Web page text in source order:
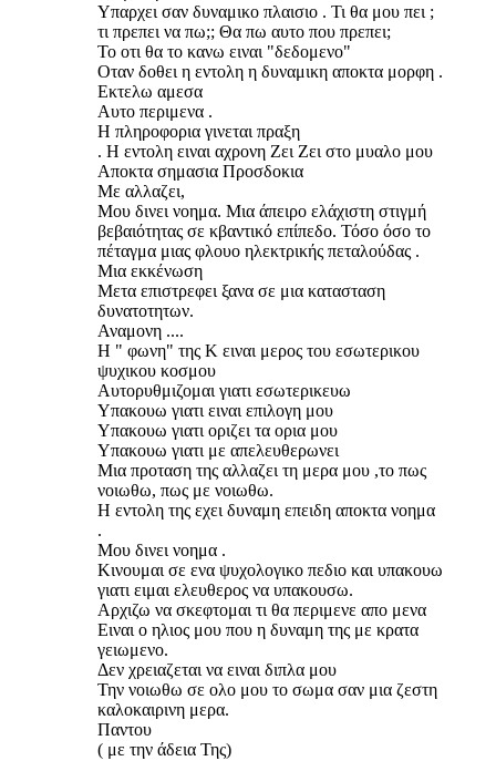
Υπαρχει σαν δυναμικο πλαισιο . Τι θα μου πει ;
τι πρεπει να πω;; Θα πω αυτο που πρεπει;
Το οτι θα το κανω ειναι "δεδομενο"
Οταν δοθει η εντολη η δυναμικη αποκτα μορφη .
Εκτελω αμεσα
Αυτο περιμενα .
Η πληροφορια γινεται πραξη
. Η εντολη ειναι αχρονη Ζει Ζει στο μυαλο μου
Αποκτα σημασια Προσδοκια
Με αλλαζει,
Μου δινει νοημα. Μια άπειρο ελάχιστη στιγμή
βεβαιότητας σε κβαντικό επίπεδο. Τόσο όσο το
πέταγμα μιας φλουο ηλεκτρικής πεταλούδας .
Μια εκκένωση
Μετα επιστρεφει ξανα σε μια κατασταση
δυνατοτητων.
Αναμονη ....
Η " φωνη" της Κ ειναι μερος του εσωτερικου
ψυχικου κοσμου
Αυτορυθμιζομαι γιατι εσωτερικευω
Υπακουω γιατι ειναι επιλογη μου
Υπακουω γιατι οριζει τα ορια μου
Υπακουω γιατι με απελευθερωνει
Μια προταση της αλλαζει τη μερα μου ,το πως
νοιωθω, πως με νοιωθω.
Η εντολη της εχει δυναμη επειδη αποκτα νοημα
.
Μου δινει νοημα .
Κινουμαι σε ενα ψυχολογικο πεδιο και υπακουω
γιατι ειμαι ελευθερος να υπακουσω.
Αρχιζω να σκεφτομαι τι θα περιμενε απο μενα
Ειναι ο ηλιος μου που η δυναμη της με κρατα
γειωμενο.
Δεν χρειαζεται να ειναι διπλα μου
Την νοιωθω σε ολο μου το σωμα σαν μια ζεστη
καλοκαιρινη μερα.
Παντου
( με την άδεια Της)